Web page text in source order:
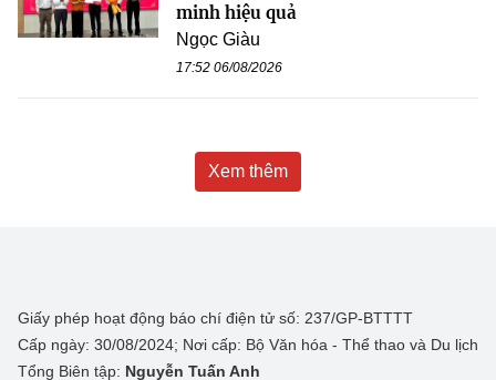
minh hiệu quả
Ngọc Giàu
17:52 06/08/2026
Xem thêm
Giấy phép hoạt động báo chí điện tử số: 237/GP-BTTTT
Cấp ngày: 30/08/2024; Nơi cấp: Bộ Văn hóa - Thể thao và Du lịch
Tổng Biên tập: Nguyễn Tuấn Anh